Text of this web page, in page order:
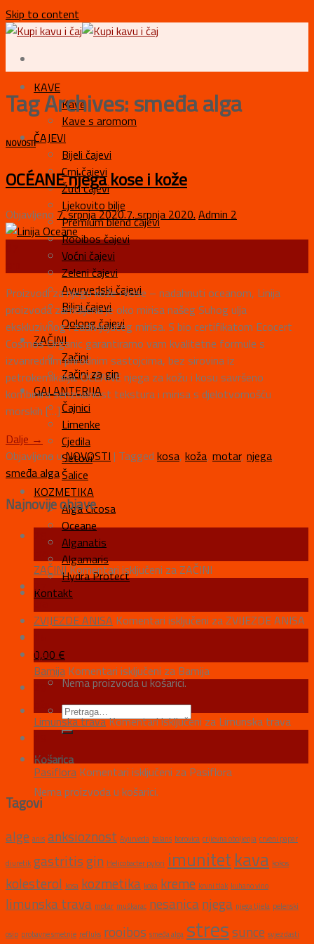
Skip to content
KAVE
Kave
Kave s aromom
ČAJEVI
Bijeli čajevi
Crni čajevi
Žuti čajevi
Ljekovito bilje
Premium blend čajevi
Rooibos čajevi
Voćni čajevi
Zeleni čajevi
Ayurvedski čajevi
Biljni čajevi
Oolong čajevi
ZAČINI
Začini
Začini za gin
GALANTERIJA
Čajnici
Limenke
Cjedila
Setovi
Šalice
KOZMETIKA
Alga Cicosa
Oceane
Alganatis
Algamaris
Hydra Protect
Kontakt
0,00 €
Nema proizvoda u košarici.
Košarica
Nema proizvoda u košarici.
Tag Archives:smeđa alga
NOVOSTI
OCÉANE njega kose i kože
Objavljeno 7. srpnja 2020.7. srpnja 2020. Admin 2
Proizvodi za njegu kože i kose – nadahnuti oceanom, Linija
proizvoda zamišljena je oko mirisa našeg Suhog ulja
ekskluzivnog i zadivljujućeg mirisa. S bio certifikatom Ecocert
Cosmos Organic garantiramo vam kvalitetne formule s
izvanrednim prirodnim sastojcima, bez sirovina iz
petrokemikalija. OCÉANE njega za kožu i kosu savršeno
kombinira senzualnost tekstura i mirisa s djelotvornošću
morskih […]
Dalje →
Objavljeno uNOVOSTI | Tagged kosa, koža, motar, njega,
smeđa alga
Najnovije objave
ZAČINIKomentari isključeni za ZAČINI
27
tra
ZVIJEZDE ANISA Komentari isključeni za ZVIJEZDE ANISA
tra
Bamija Komentari isključeni za Bamija
ožu
Limunska travaKomentari isključeni za Limunska trava
ožu
Pasiflora Komentari isključeni za Pasiflora
Tagovi
alge anis anksioznost Ayurveda balans borovica crijevna oboljenja crveni papar
diuretik gastritisgin Helicobacter pylori imunitetkava kokos
kolesterol kosa kozmetika koža kreme krvni tlak kuhano vino
limunska trava motar muškarac nesanicanjega njega tijela pelenski
osip probavne smetnje refluks rooibos smeđa alga stressunce svjezdasti